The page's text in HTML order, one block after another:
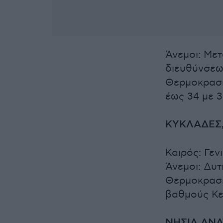
Άνεμοι:
έως 34 με
Καιρός:
Άνεμοι:
βαθμούς